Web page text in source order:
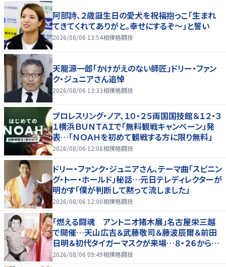
阿部詩、２歳誕生日の愛犬を祝福抱っこ「生まれ
てきてくれてありがと。幸せにするぞ～」と誓い
2026/08/06 13:54相撲格闘技
天龍源一郎「かけがえのない師匠」ドリー・ファン
ク・ジュニアさん追悼
2026/08/06 13:33相撲格闘技
プロレスリング・ノア、１０・２５両国国技館＆１２・３
１横浜ＢＵＮＴＡＩで「無料観戦キャンペーン」発
表…「ＮＯＡＨを初めて観戦する方に限り無料」
2026/08/06 12:08相撲格闘技
ドリー・ファンク・ジュニアさん、テーマ曲「スピニン
グ・トー・ホールド」秘話…元日テレディレクターが
明かす「僕が判断して黙って流しました」
2026/08/06 12:00相撲格闘技
「燃える闘魂 アントニオ猪木展」名古屋栄三越
で開催…天山広吉＆武藤敬司＆藤波辰爾＆前田
日明＆初代タイガーマスクが来場…８・２６から９・
７まで
2026/08/06 09:49相撲格闘技